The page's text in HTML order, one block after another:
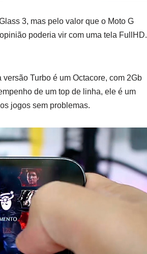
3, mas pelo valor que o Moto G
poderia vir com uma tela FullHD.
Turbo é um Octacore, com 2Gb
de um top de linha, ele é um
jogos sem problemas.